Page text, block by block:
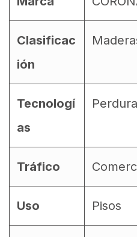
Clasificac
ión
Tecnologí
as
Perdura
Tráfico
Uso Pisos